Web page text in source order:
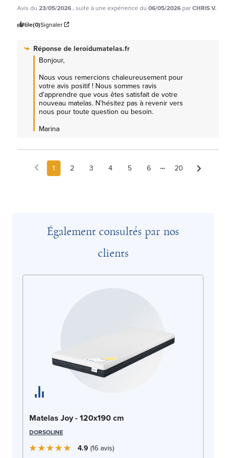
Avis du 23/05/2026, suite à une expérience du 06/05/2026 parCHRIS V.
Utile(0)Signaler
Réponse de leroidumatelas.fr
Bonjour,
Nous vous remercions chaleureusement pour
votre avis positif ! Nous sommes ravis
d'apprendre que vous êtes satisfait de votre
nouveau matelas. N'hésitez pas à revenir vers
nous pour toute question ou besoin.
Marina
1 2 3 4 5 6 20
Également consultés par nos
clients
Matelas Joy - 120x190 cm
DORSOLINE
4.9 16 avis